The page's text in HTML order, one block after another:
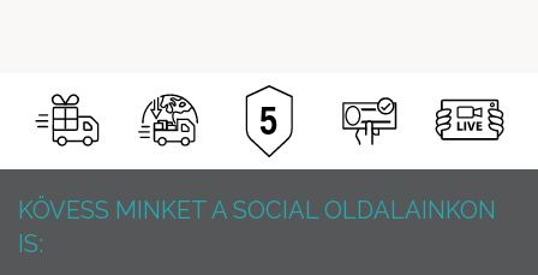
KÖVESS MINKET A SOCIAL OLDALAINKON
IS: